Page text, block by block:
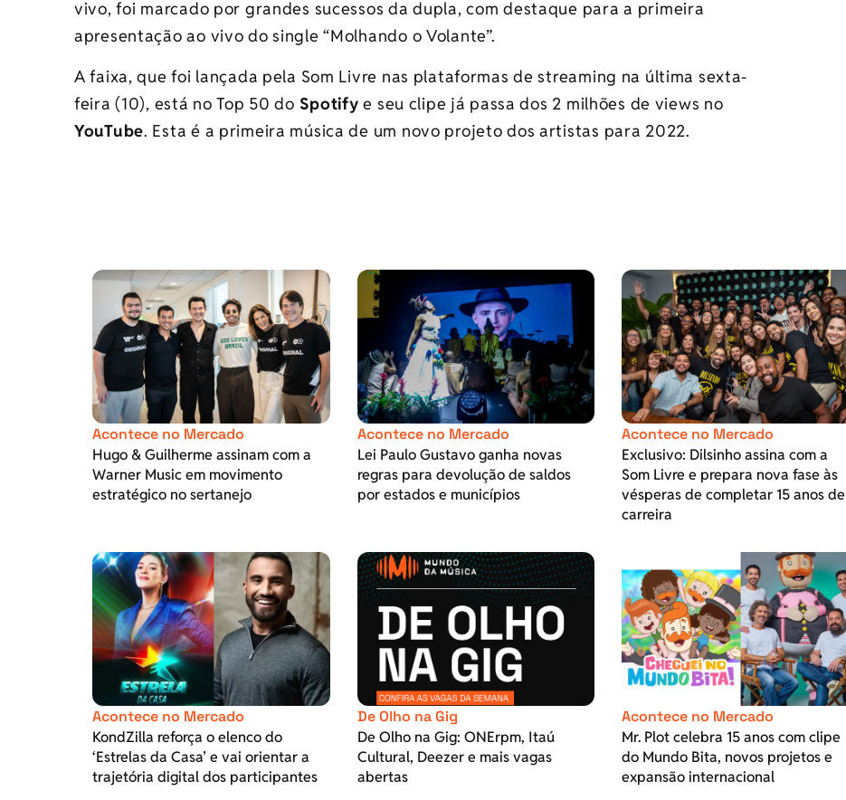
vivo, foi marcado por grandes sucessos da dupla, com destaque para a primeira
apresentação ao vivo do single “Molhando o Volante”.
A faixa, que foi lançada pela Som Livre nas plataformas de streaming na última sexta-
feira (10), está no Top 50 do Spotify e seu clipe já passa dos 2 milhões de views no
YouTube. Esta é a primeira música de um novo projeto dos artistas para 2022.
Acontece no Mercado
Hugo & Guilherme assinam com a
Warner Music em movimento
estratégico no sertanejo
Acontece no Mercado
Lei Paulo Gustavo ganha novas
regras para devolução de saldos
por estados e municípios
Acontece no Mercado
Exclusivo: Dilsinho assina com a
Som Livre e prepara nova fase às
vésperas de completar 15 anos de
carreira
Acontece no Mercado
KondZilla reforça o elenco do
‘Estrelas da Casa’ e vai orientar a
trajetória digital dos participantes
De Olho na Gig
De Olho na Gig: ONErpm, Itaú
Cultural, Deezer e mais vagas
abertas
Acontece no Mercado
Mr. Plot celebra 15 anos com clipe
do Mundo Bita, novos projetos e
expansão internacional